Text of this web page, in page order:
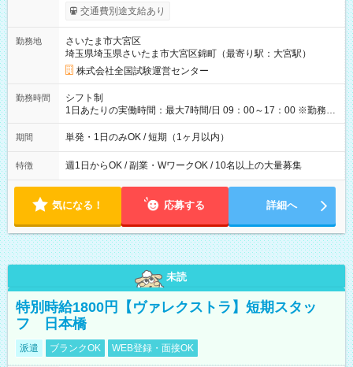
※勤務回数により昇給あり 【即給（前払い）オプションあ
り！】 希望される場合、勤務から1週間ほどで給与の一部を受け
例】 ・河合塾模擬試験 8:30～17:30（休憩1時間） 時給1,300円
×8時間＝日収10,400円＋交通費 ※当日の役割により時給＋100
円の場合あり ・国家試験 7:00～13:30（休憩なし） 時給1,300
円（役割手当＋100円）×6時間＝日収8,400円＋交通費 【試用期
間】試用期間なし
交通費別途支給あり
勤務地
さいたま市大宮区
埼玉県埼玉県さいたま市大宮区錦町（最寄り駅：大宮駅）
株式会社全国試験運営センター
勤務時間
シフト制
1日あたりの実働時間：最大7時間/日 09：00～17：00 ※勤務時
間は 試験により異なります。
期間 単発・1日のみOK / 短期（1ヶ月以内）
特徴 週1日からOK / 副業・WワークOK / 10名以上の大量募集
気になる！ 応募する 詳細へ
未読
特別時給1800円【ヴァレクストラ】短期スタッ
フ 日本橋
派遣 ブランクOK WEB登録・面接OK